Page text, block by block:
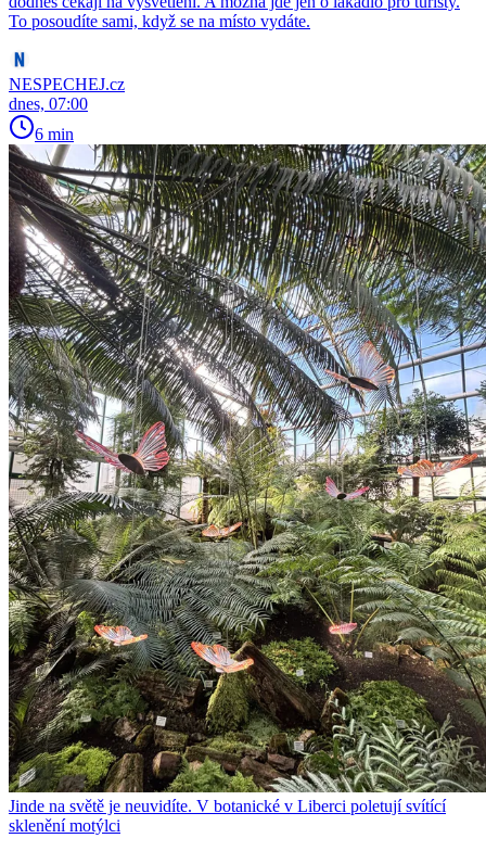
To posoudíte sami, když se na místo vydáte.
NESPECHEJ.cz
dnes, 07:00
6 min
Jinde na světě je neuvidíte. V botanické v Liberci poletují svítící
sklenění motýlci